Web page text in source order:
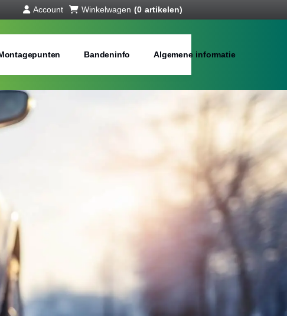
Account Winkelwagen (0 artikelen)
Bandeninfo Algemene informatie
winterbanden
mijn banden